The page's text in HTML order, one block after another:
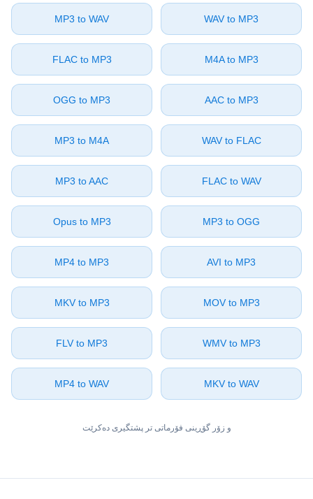
⁦MP3⁩ to ⁦WAV⁩ ⁦WAV⁩ to ⁦MP3⁩
⁦FLAC⁩ to ⁦MP3⁩ ⁦M4A⁩ to ⁦MP3⁩
⁦OGG⁩ to ⁦MP3⁩ ⁦AAC⁩ to ⁦MP3⁩
⁦MP3⁩ to ⁦M4A⁩ ⁦WAV⁩ to ⁦FLAC⁩
⁦MP3⁩ to ⁦AAC⁩ ⁦FLAC⁩ to ⁦WAV⁩
⁦Opus⁩ to ⁦MP3⁩ ⁦MP3⁩ to ⁦OGG⁩
⁦MP4⁩ to ⁦MP3⁩ ⁦AVI⁩ to ⁦MP3⁩
⁦MKV⁩ to ⁦MP3⁩ ⁦MOV⁩ to ⁦MP3⁩
⁦FLV⁩ to ⁦MP3⁩ ⁦WMV⁩ to ⁦MP3⁩
⁦MP4⁩ to ⁦WAV⁩ ⁦MKV⁩ to ⁦WAV⁩
و زۆر گۆڕینی فۆرماتی تر پشتگیری دەکرێت